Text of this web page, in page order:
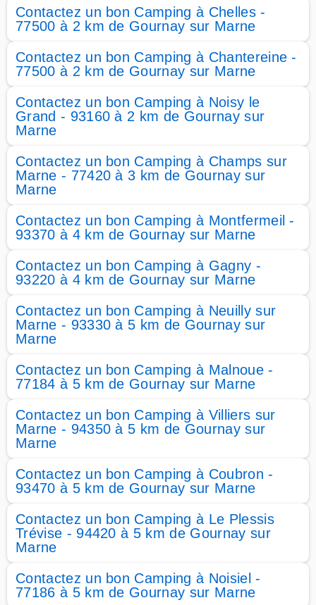
Contactez un bon Camping à Chelles -
77500 à 2 km de Gournay sur Marne
Contactez un bon Camping à Chantereine -
77500 à 2 km de Gournay sur Marne
Contactez un bon Camping à Noisy le
Grand - 93160 à 2 km de Gournay sur
Marne
Contactez un bon Camping à Champs sur
Marne - 77420 à 3 km de Gournay sur
Marne
Contactez un bon Camping à Montfermeil -
93370 à 4 km de Gournay sur Marne
Contactez un bon Camping à Gagny -
93220 à 4 km de Gournay sur Marne
Contactez un bon Camping à Neuilly sur
Marne - 93330 à 5 km de Gournay sur
Marne
Contactez un bon Camping à Malnoue -
77184 à 5 km de Gournay sur Marne
Contactez un bon Camping à Villiers sur
Marne - 94350 à 5 km de Gournay sur
Marne
Contactez un bon Camping à Coubron -
93470 à 5 km de Gournay sur Marne
Contactez un bon Camping à Le Plessis
Trévise - 94420 à 5 km de Gournay sur
Marne
Contactez un bon Camping à Noisiel -
77186 à 5 km de Gournay sur Marne